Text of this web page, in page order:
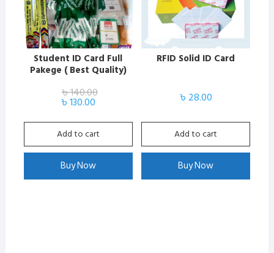
Student ID Card Full
Pakege ( Best Quality)
৳140.00
was:
৳ 140.00.
৳130.00
is:
Add to cart
Buy Now
RFID Solid ID Card
৳ 28.00
Add to cart
Buy Now